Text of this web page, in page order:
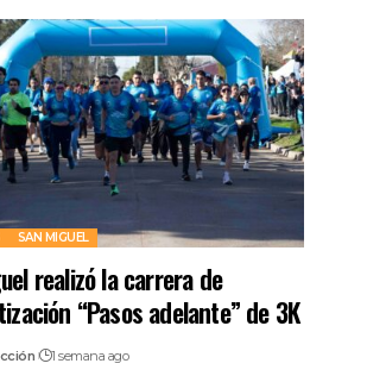
SAN MIGUEL
realizó la carrera de
“Pasos adelante” de 3K
1 semana ago